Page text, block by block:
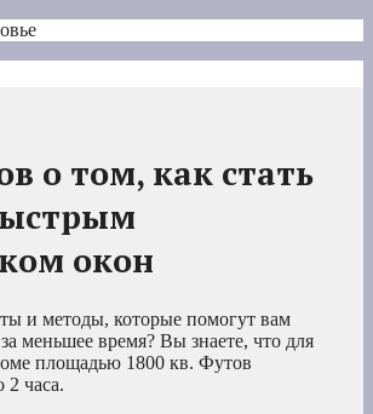
о том, как стать
окон
и методы, которые помогут вам
меньшее время? Вы знаете, что для
площадью 1800 кв. Футов
2 часа.